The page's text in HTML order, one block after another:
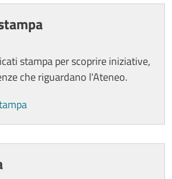
stampa per scoprire iniziative,
che riguardano l'Ateneo.